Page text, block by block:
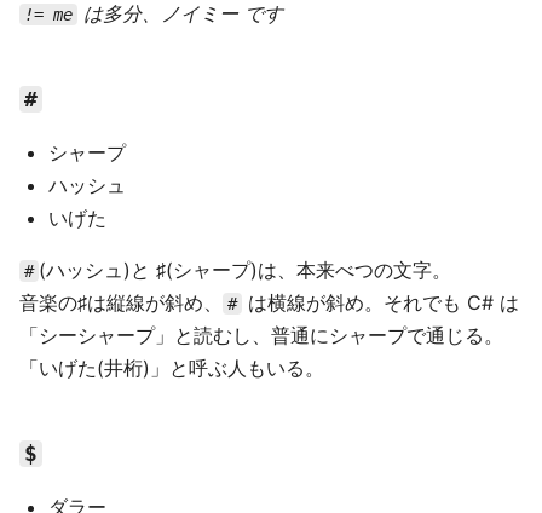
!= me は多分、ノイミー です
#
シャープ
ハッシュ
いげた
# (ハッシュ)と ♯(シャープ)は、本来べつの文字。
音楽の♯は縦線が斜め、
#
は横線が斜め。それでも C# は
「シーシャープ」と読むし、普通にシャープで通じる。
「いげた(井桁)」と呼ぶ人もいる。
$
ダラー